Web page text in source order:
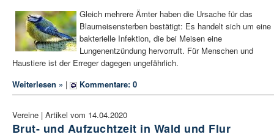
Gleich mehrere Ämter haben die Ursache für das
Blaumeisensterben bestätigt: Es handelt sich um eine
bakterielle Infektion, die bei Meisen eine
Lungenentzündung hervorruft. Für Menschen und
Haustiere ist der Erreger dagegen ungefährlich.
Weiterlesen » | Kommentare: 0
Vereine | Artikel vom 14.04.2020
Brut- und Aufzuchtzeit in Wald und Flur